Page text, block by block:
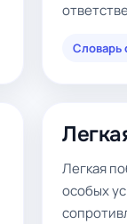
Словарь
Легкая
особых